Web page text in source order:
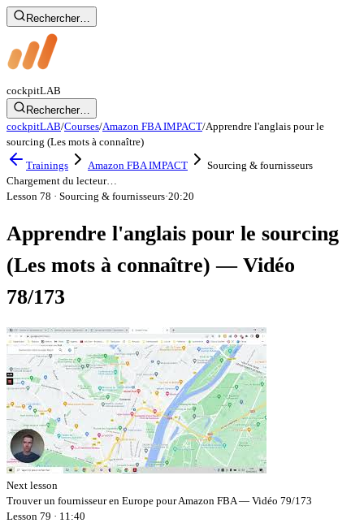
Rechercher…
cockpitLAB
Rechercher…
cockpitLAB/Courses/Amazon FBA IMPACT/Apprendre l'anglais pour le
sourcing (Les mots à connaître)
Trainings
Amazon FBA IMPACT
Sourcing & fournisseurs
Chargement du lecteur…
Lesson 78 · Sourcing & fournisseurs·20:20
Apprendre l'anglais pour le sourcing
(Les mots à connaître) — Vidéo
78/173
Next lesson
Trouver un fournisseur en Europe pour Amazon FBA — Vidéo 79/173
Lesson 79 · 11:40